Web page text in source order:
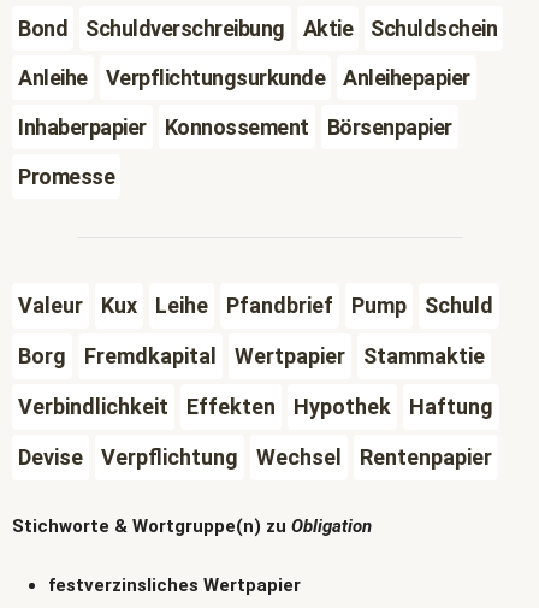
Bond
Schuldverschreibung Aktie
Schuldschein
Anleihe
Verpflichtungsurkunde
Anleihepapier
Inhaberpapier
Konnossement
Börsenpapier
Promesse
Valeur Kux Leihe Pfandbrief Pump
Schuld
Borg
Fremdkapital Wertpapier
Stammaktie
Verbindlichkeit
Effekten Hypothek
Haftung
Devise
Verpflichtung Wechsel Rentenpapier
Stichworte & Wortgruppe(n) zu Obligation
festverzinsliches Wertpapier